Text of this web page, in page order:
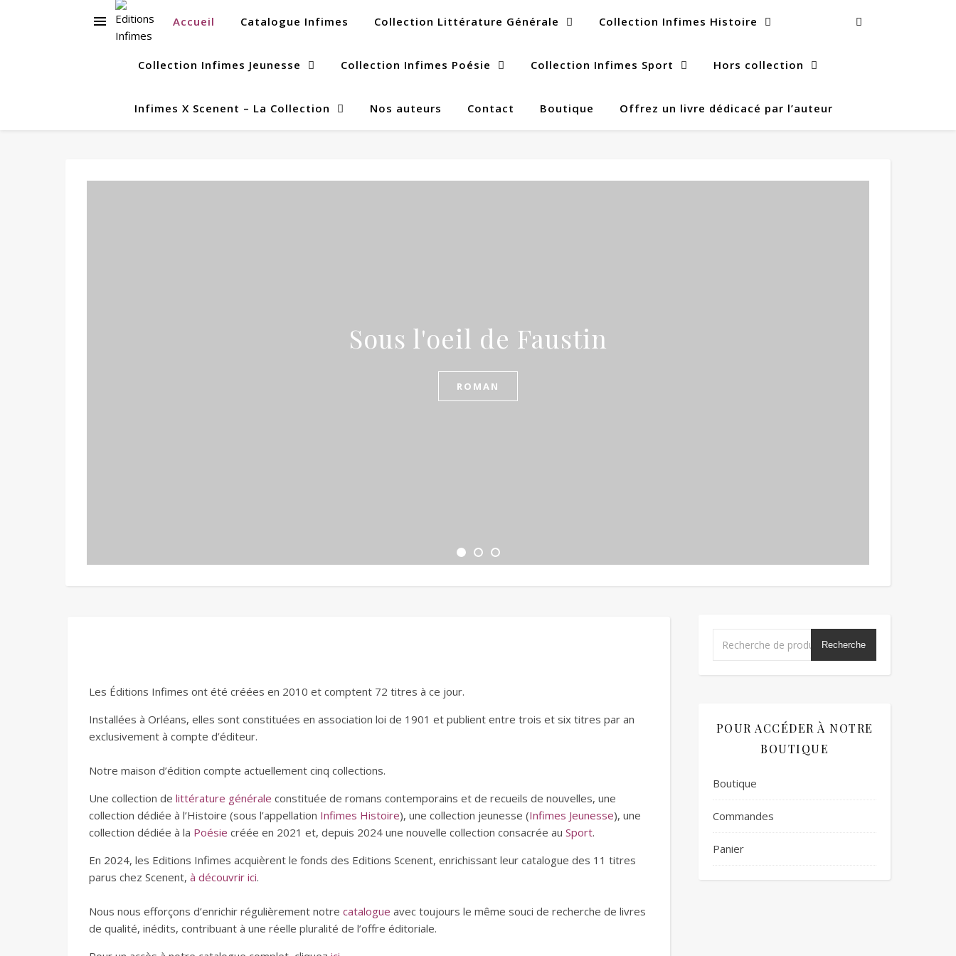
Accueil Catalogue Infimes Collection Littérature Générale Collection Infimes Histoire
Collection Infimes Jeunesse Collection Infimes Poésie Collection Infimes Sport Hors collection
Infimes X Scenent – La Collection Nos auteurs Contact Boutique Offrez un livre dédicacé par l’auteur
Sous l'oeil de Faustin
ROMAN
Les Éditions Infimes ont été créées en 2010 et comptent 72 titres à ce jour.
Installées à Orléans, elles sont constituées en association loi de 1901 et publient entre trois et six titres par an
exclusivement à compte d’éditeur.
Notre maison d’édition compte actuellement cinq collections.
Une collection de littérature générale constituée de romans contemporains et de recueils de nouvelles, une
collection dédiée à l’Histoire (sous l’appellation Infimes Histoire), une collection jeunesse (Infimes Jeunesse), une
collection dédiée à la Poésie créée en 2021 et, depuis 2024 une nouvelle collection consacrée au Sport.
En 2024, les Editions Infimes acquièrent le fonds des Editions Scenent, enrichissant leur catalogue des 11 titres
parus chez Scenent, à découvrir ici.
Nous nous efforçons d’enrichir régulièrement notre catalogue avec toujours le même souci de recherche de livres
de qualité, inédits, contribuant à une réelle pluralité de l’offre éditoriale.
Recherche
POUR ACCÉDER À NOTRE
BOUTIQUE
Boutique
Commandes
Panier